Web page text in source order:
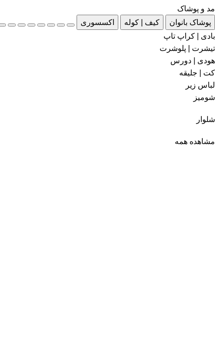
مد و پوشاک
پوشاک بانوان
کیف | کوله
اکسسوری
بادی | کراپ تاپ
تیشرت | پلوشرت
هودی | دورس
کت | جلیقه
لباس زیر
شومیز
شلوار
مشاهده همه